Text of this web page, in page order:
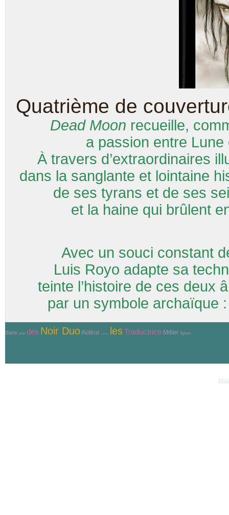
Quatrième de
Dead Moon recueille,
a passion entre
À travers d’extraordinaires
dans la sanglante et lointaine
de ses tyrans et de ses
et la haine qui brûlent
Avec un souci constant
Luis Royo adapte sa
teinte l’histoire de ces deux
par un symbole archaïque
dans une des Noir DuoAuteur Ecrivain lesTraductrice Miller Sylvie